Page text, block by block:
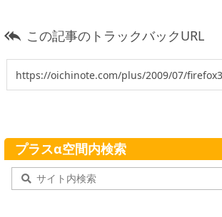
 この記事のトラックバックURL
プラスα空間内検索